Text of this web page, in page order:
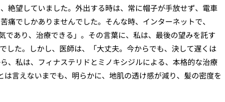
絶望していました。外出する時は、常に帽子が手放せず、電車
でしかありませんでした。そんな時、インターネットで、
であり、治療できる」。その言葉に、私は、最後の望みを託す
した。しかし、医師は、「大丈夫。今からでも、決して遅くは
、私は、フィナステリドとミノキシジルによる、本格的な治療
言えないまでも、明らかに、地肌の透け感が減り、髪の密度を